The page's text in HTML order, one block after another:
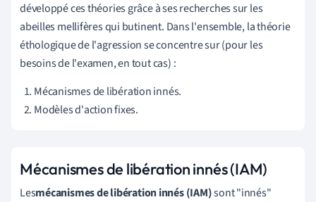
développé ces théories grâce à ses recherches sur les
abeilles mellifères qui butinent. Dans l'ensemble, la théorie
éthologique de l'agression se concentre sur (pour les
besoins de l'examen, en tout cas) :
Mécanismes de libération innés.
Modèles d'action fixes.
Mécanismes de libération innés (IAM)
Lesmécanismes de libération innés (IAM)sont "innés"